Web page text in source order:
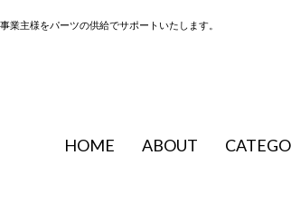
主様をパーツの供給でサポートいたします。
HOME ABOUT